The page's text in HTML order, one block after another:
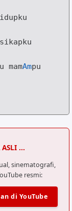
mamAmpu
Gpku ...
sinematografi,
resmi:
di YouTube